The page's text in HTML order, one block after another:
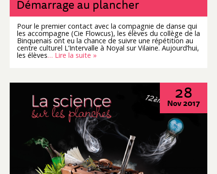
Démarrage au plancher
Pour le premier contact avec la compagnie de danse qui
les accompagne (Cie Flowcus), les élèves du collège de la
Binquenais ont eu la chance de suivre une répétition au
centre culturel L’Intervalle à Noyal sur Vilaine. Aujourd’hui,
les élèves… Lire la suite »
28
Nov 2017